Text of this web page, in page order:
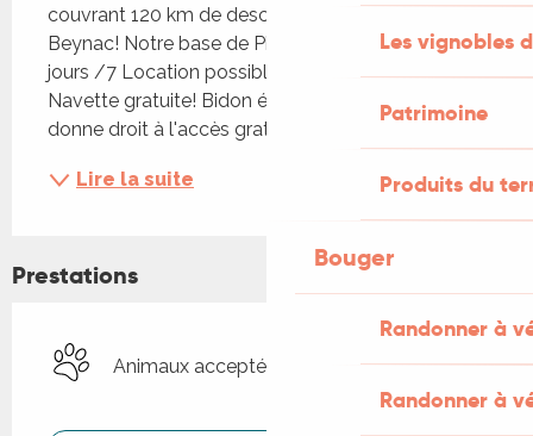
Les vignobles
Patrimoine
Produits du
Bouger
Randonner à
Randonner à
couvrant 120 km de descente, d'Argentat à
Beynac! Notre base de Pinsac vous accueille 7
jours /7 Location possible sur plusieurs jours.
Navette gratuite! Bidon étanche 2€. La location
donne droit à l'accès gratuit à...
Lire la suite
Prestations
Animaux acceptés